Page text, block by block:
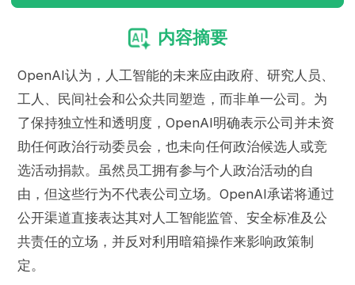
内容摘要
OpenAI认为，人工智能的未来应由政府、研究人员、
工人、民间社会和公众共同塑造，而非单一公司。为
了保持独立性和透明度，OpenAI明确表示公司并未资
助任何政治行动委员会，也未向任何政治候选人或竞
选活动捐款。虽然员工拥有参与个人政治活动的自
由，但这些行为不代表公司立场。OpenAI承诺将通过
公开渠道直接表达其对人工智能监管、安全标准及公
共责任的立场，并反对利用暗箱操作来影响政策制
定。